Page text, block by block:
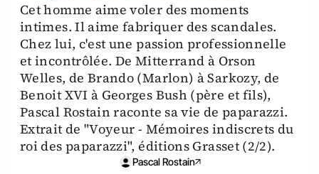
Cet homme aime voler des moments
intimes. Il aime fabriquer des scandales.
Chez lui, c'est une passion professionnelle
et incontrôlée. De Mitterrand à Orson
Welles, de Brando (Marlon) à Sarkozy, de
Benoit XVI à Georges Bush (père et fils),
Pascal Rostain raconte sa vie de paparazzi.
Extrait de "Voyeur - Mémoires indiscrets du
roi des paparazzi", éditions Grasset (2/2).
Pascal Rostain